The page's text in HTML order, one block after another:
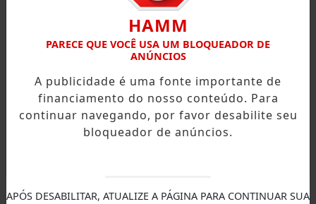
HAMM
PARECE QUE VOCÊ USA UM BLOQUEADOR DE
ANÚNCIOS
A publicidade é uma fonte importante de
financiamento do nosso conteúdo. Para
continuar navegando, por favor desabilite seu
bloqueador de anúncios.
APÓS DESABILITAR, ATUALIZE A PÁGINA PARA CONTINUAR SUA